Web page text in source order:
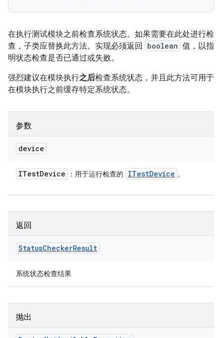
在执行测试模块之前检查系统状态。如果需要在此处进行检
查，子类应替换此方法。实现必须返回
boolean 值，以指
明状态检查是否已通过或失败。
强烈建议在模块执行之后检查系统状态，并且此方法可用于
在模块执行之前缓存特定系统状态。
参数
device
ITestDevice ：用于运行检查的 ITestDevice 。
返回
StatusCheckerResult
系统状态检查结果
抛出